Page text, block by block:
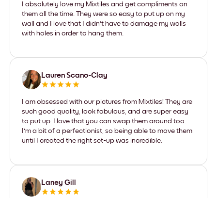
I absolutely love my Mixtiles and get compliments on
them all the time. They were so easy to put up on my
wall and I love that I didn't have to damage my walls
with holes in order to hang them.
Lauren Scano-Clay
I am obsessed with our pictures from Mixtiles! They are
such good quality, look fabulous, and are super easy
to put up. I love that you can swap them around too.
I'm a bit of a perfectionist, so being able to move them
until I created the right set-up was incredible.
Laney Gill